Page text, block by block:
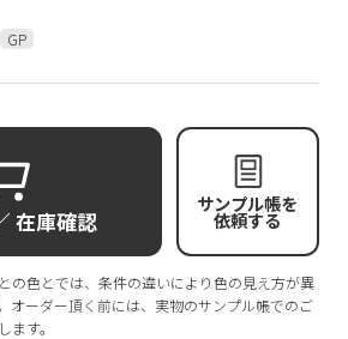
GP
在庫確認
サンプル帳を
依頼する
の色とでは、条件の違いにより色の見え方が異
オーダー頂く前には、実物のサンプル帳でのご
す。